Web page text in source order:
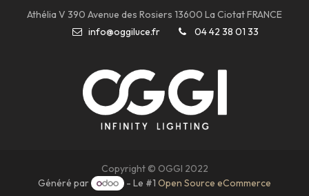
Athélia V 390 Avenue des Rosiers 13600 La Ciotat FRANCE
info@oggiluce.fr
04 42 38 01 33
Copyright © OGGI 2022
Généré par
- Le #1Open Source eCommerce